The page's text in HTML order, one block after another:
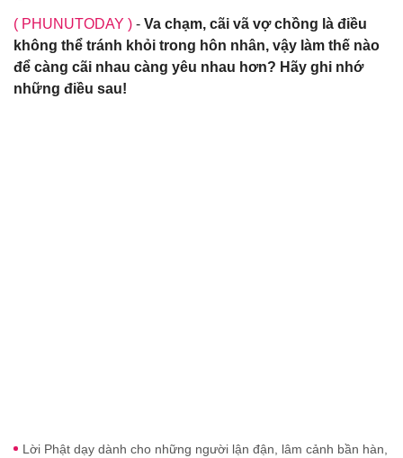
( PHUNUTODAY ) - Va chạm, cãi vã vợ chồng là điều
không thể tránh khỏi trong hôn nhân, vậy làm thế nào
để càng cãi nhau càng yêu nhau hơn? Hãy ghi nhớ
những điều sau!
Lời Phật dạy dành cho những người lận đận, lâm cảnh bần hàn,